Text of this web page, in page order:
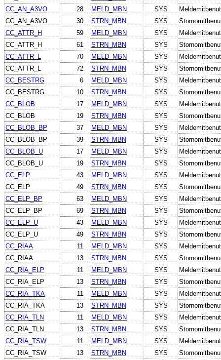
CC_AN_A3VO
28 MELD_MBN SYS
CC_AN_A3VO
30 STRN_MBN SYS
CC_ATTR_H
59 MELD_MBN SYS
CC_ATTR_H
61 STRN_MBN SYS
CC_ATTR_L
70 MELD_MBN SYS
CC_ATTR_L
72 STRN_MBN SYS
CC_BESTRG
6 MELD_MBN SYS
CC_BESTRG
10 STRN_MBN SYS
CC_BLOB
17 MELD_MBN SYS
CC_BLOB
19 STRN_MBN SYS
CC_BLOB_BP
37 MELD_MBN SYS
CC_BLOB_BP
39 STRN_MBN SYS
CC_BLOB_U
17 MELD_MBN SYS
CC_BLOB_U
19 STRN_MBN SYS
CC_ELP
43 MELD_MBN SYS
CC_ELP
49 STRN_MBN SYS
CC_ELP_BP
63 MELD_MBN SYS
CC_ELP_BP
69 STRN_MBN SYS
CC_ELP_U
43 MELD_MBN SYS
CC_ELP_U
49 STRN_MBN SYS
CC_RIAA
11 MELD_MBN SYS
CC_RIAA
13 STRN_MBN SYS
CC_RIA_ELP
11 MELD_MBN SYS
CC_RIA_ELP
13 STRN_MBN SYS
CC_RIA_TKA
11 MELD_MBN SYS
CC_RIA_TKA
13 STRN_MBN SYS
CC_RIA_TLN
11 MELD_MBN SYS
CC_RIA_TLN
13 STRN_MBN SYS
CC_RIA_TSW
11 MELD_MBN SYS
CC_RIA_TSW
13 STRN_MBN SYS